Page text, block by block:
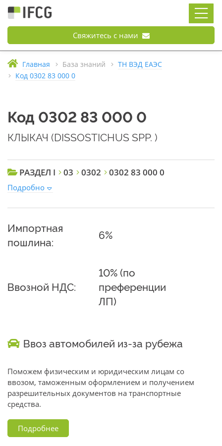
Свяжитесь с нами
Главная База знаний
ТН ВЭД ЕАЭС
Код 0302 83 000 0
Код 0302 83 000 0
КЛЫКАЧ (DISSOSTICHUS SPP. )
РАЗДЕЛ I 03 0302 0302 83 000 0
Подробно
Импортная
пошлина:
6%
Ввозной НДС:
10% (по
преференции
ЛП)
Ввоз автомобилей из-за рубежа
Поможем физическим и юридическим лицам со
ввозом, таможенным оформлением и получением
разрешительных документов на транспортные
средства.
Подробнее